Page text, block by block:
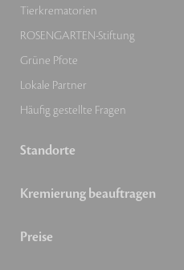
Tierkrematorien
ROSENGARTEN-Stiftung
Grüne Pfote
Lokale Partner
Häufig gestellte Fragen
Standorte
Kremierung beauftragen
Preise